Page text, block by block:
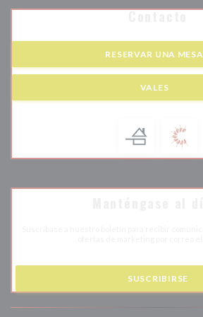
Contacto
RESERVAR UNA MESA
VALES
SUSCRIBIRSE